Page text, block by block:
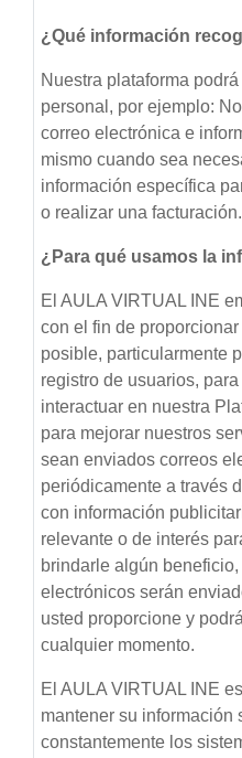
¿Qué información
Nuestra plataforma
personal, por ejemplo:
correo electrónica e
mismo cuando sea
información específica
o realizar una facturación.
¿Para qué usamos la
El AULA VIRTUAL INE
con el fin de
posible, particularmente
registro de usuarios,
interactuar en nuestra
para mejorar nuestros
sean enviados correos
periódicamente a través
con información
relevante o de interés
brindarle algún
electrónicos serán
usted proporcione y
cualquier momento.
El AULA VIRTUAL INE
mantener su información
constantemente los